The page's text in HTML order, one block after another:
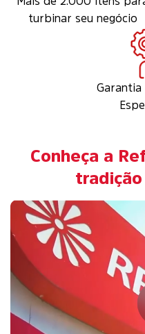
turbinar seu negócio
Garantia
Conheça a